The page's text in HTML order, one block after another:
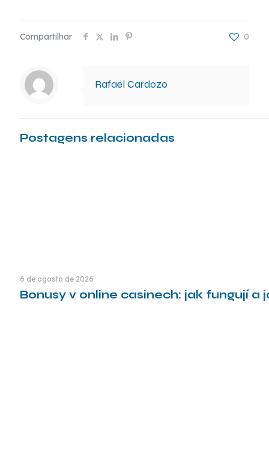
Compartilhar 0
Rafael Cardozo
Postagens relacionadas
6 de agosto de 2026
Bonusy v online casinech: jak fungují a